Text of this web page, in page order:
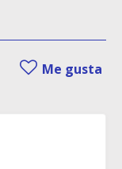
Me gusta